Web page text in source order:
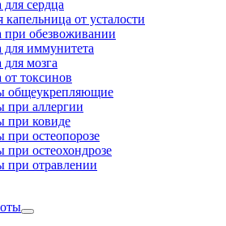
сердца
от усталости
при обезвоживании
для иммунитета
мозга
токсинов
общеукрепляющие
при аллергии
при ковиде
при остеопорозе
остеохондрозе
при отравлении